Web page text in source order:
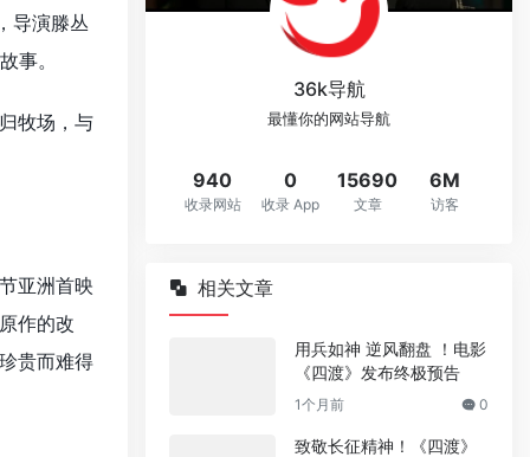
导演滕丛
事。
牧场，与
亚洲首映
作的改
贵而难得
36k导航
最懂你的网站导航
940
收录网站
0
收录 App
15690
文章
6M
访客
相关文章
用兵如神 逆风翻盘 ！电影
《四渡》发布终极预告
1个月前 0
致敬长征精神！《四渡》